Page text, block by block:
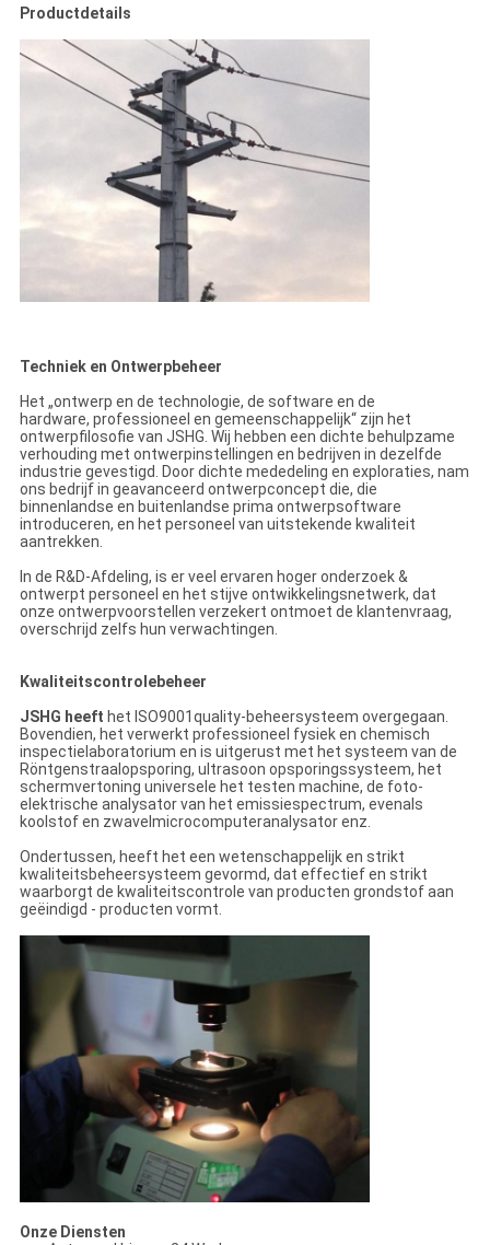
Productdetails
Techniek en Ontwerpbeheer
Het „ontwerp en de technologie, de software en de
hardware, professioneel en gemeenschappelijk“ zijn het
ontwerpfilosofie van JSHG. Wij hebben een dichte behulpzame
verhouding met ontwerpinstellingen en bedrijven in dezelfde
industrie gevestigd. Door dichte mededeling en exploraties, nam
ons bedrijf in geavanceerd ontwerpconcept die, die
binnenlandse en buitenlandse prima ontwerpsoftware
introduceren, en het personeel van uitstekende kwaliteit
aantrekken.
In de R&D-Afdeling, is er veel ervaren hoger onderzoek &
ontwerpt personeel en het stijve ontwikkelingsnetwerk, dat
onze ontwerpvoorstellen verzekert ontmoet de klantenvraag,
overschrijd zelfs hun verwachtingen.
Kwaliteitscontrolebeheer
JSHG heeft het ISO9001quality-beheersysteem overgegaan.
Bovendien, het verwerkt professioneel fysiek en chemisch
inspectielaboratorium en is uitgerust met het systeem van de
Röntgenstraalopsporing, ultrasoon opsporingssysteem, het
schermvertoning universele het testen machine, de foto-
elektrische analysator van het emissiespectrum, evenals
koolstof en zwavelmicrocomputeranalysator enz.
Ondertussen, heeft het een wetenschappelijk en strikt
kwaliteitsbeheersysteem gevormd, dat effectief en strikt
waarborgt de kwaliteitscontrole van producten grondstof aan
geëindigd - producten vormt.
Onze Diensten